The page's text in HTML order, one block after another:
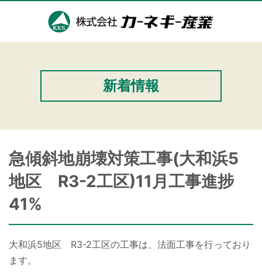
新着情報
急傾斜地崩壊対策工事(大和浜5
地区 R3-2工区)11月工事進捗
41%
大和浜5地区 R3-2工区の工事は、法面工事を行っており
ます。